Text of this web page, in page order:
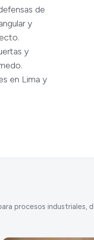
de
y
y
en Lima y
procesos industriales,